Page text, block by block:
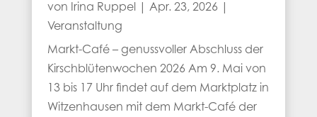
von Irina Ruppel Apr. 23, 2026
Veranstaltung
Markt-Café – genussvoller Abschluss der
Kirschblütenwochen 2026 Am 9. Mai von
13 bis 17 Uhr findet auf dem Marktplatz in
Witzenhausen mit dem Markt-Café der